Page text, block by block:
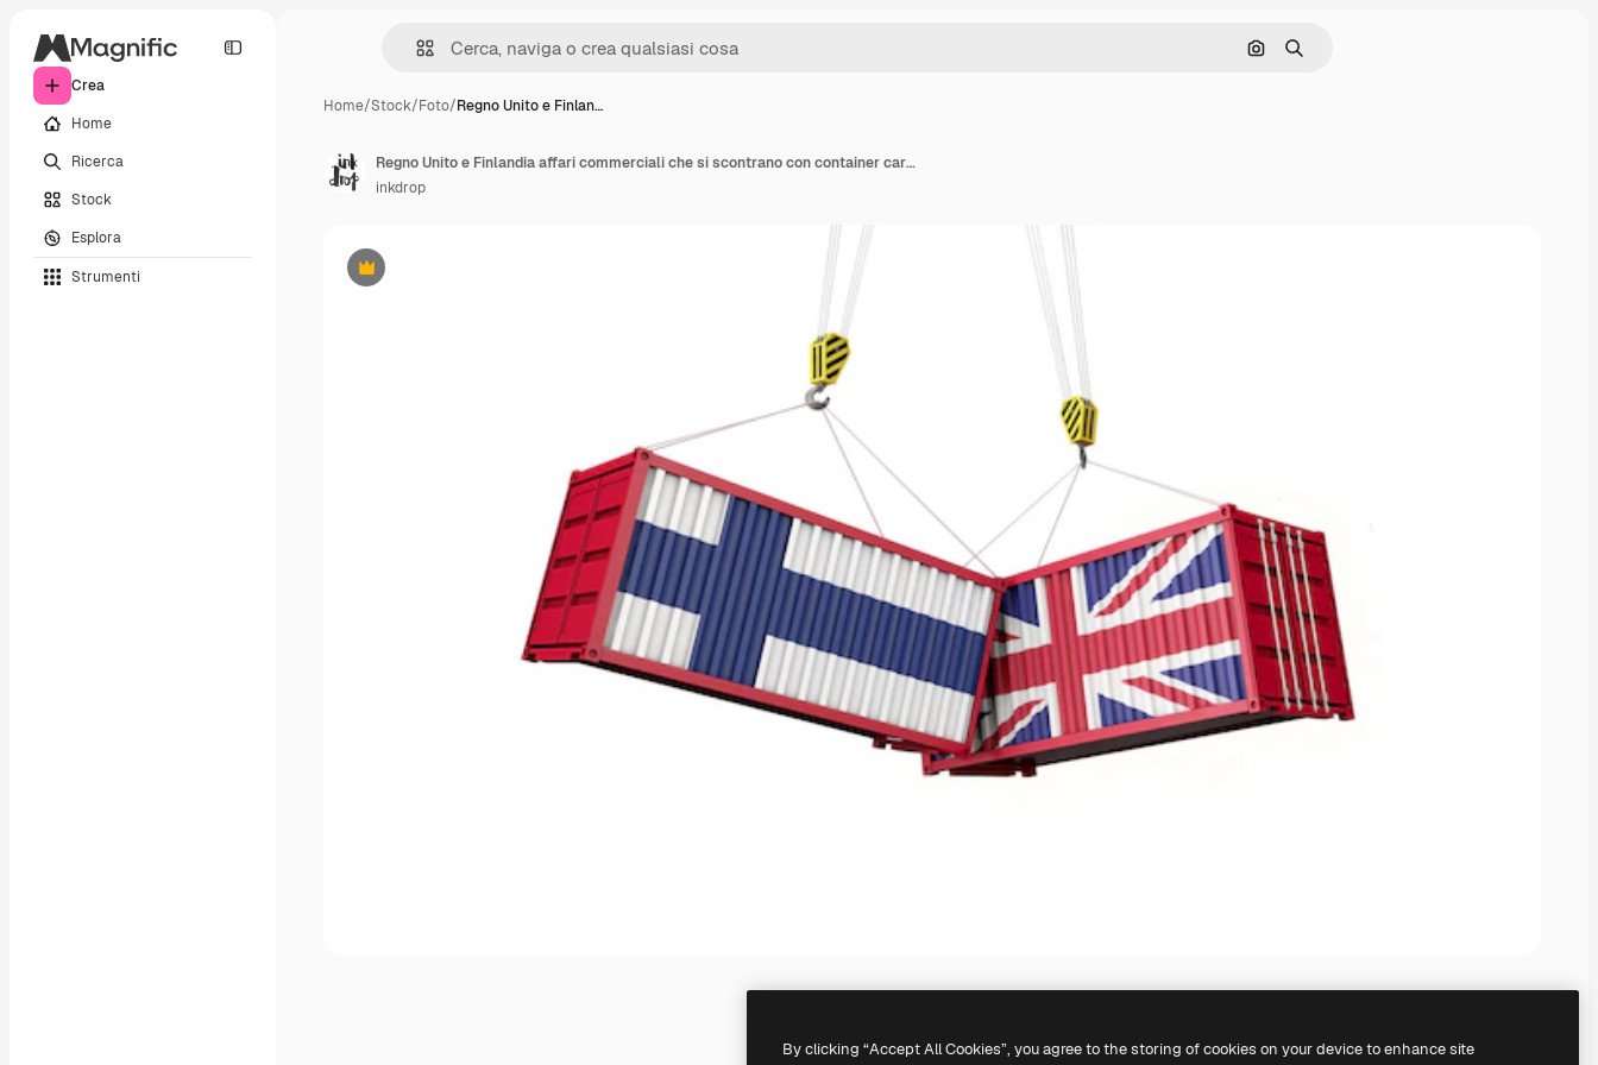
Crea
Home
Ricerca
Stock
Esplora
Strumenti
Cerca per immagine
Ricerca
Home/Stock/Foto/Regno Unito e Finlan…
Premium
Regno Unito e Finlandia affari commerciali che si scontrano con container cargo d rendering
inkdrop
By clicking “Accept All Cookies”, you agree to the storing of cookies on your device to enhance site